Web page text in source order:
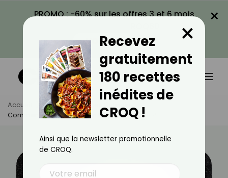
PROMO : -60% sur les offres 3 et 6 mois
VOIR LA PROMO
×
Accueil Actus
Astuces Culinaires
Comment Faire Germer Un Noyau D’avocat ?
Recevez
gratuitement
180 recettes
inédites de
CROQ !
×
Ainsi que la newsletter promotionnelle
de CROQ.